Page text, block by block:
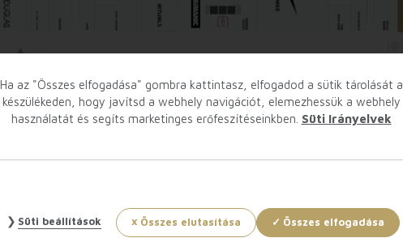
Ha az "Összes elfogadása" gombra kattintasz, elfogadod a sütik tárolását a
készülékeden, hogy javítsd a webhely navigációt, elemezhessük a webhely
használatát és segíts marketinges erőfeszítéseinkben. Süti Irányelvek
Összes elutasítása Összes elfogadása
Süti beállítások